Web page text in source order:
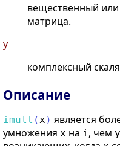
вещественный
матрица.
y
комплексный
Описание
imult (x ) является
умножения x на i, чем y